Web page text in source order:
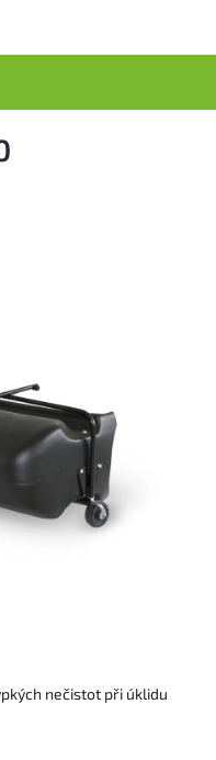
nečistot při úklidu